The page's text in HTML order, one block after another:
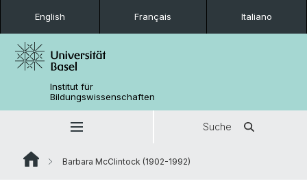
English Français Italiano
Institut für
Bildungswissenschaften
Suche
Barbara McClintock (1902-1992)